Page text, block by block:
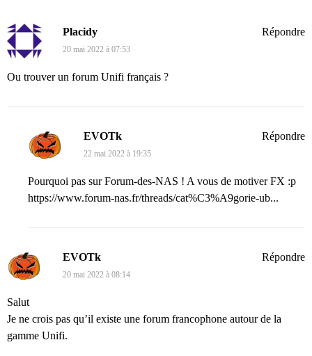
Placidy
20 mai 2022 à 07:53
Ou trouver un forum Unifi français ?
Répondre
EVOTk
22 mai 2022 à 19:35
Pourquoi pas sur Forum-des-NAS ! A vous de motiver FX :p
https://www.forum-nas.fr/threads/cat%C3%A9gorie-ub...
Répondre
EVOTk
20 mai 2022 à 08:14
Salut
Je ne crois pas qu’il existe une forum francophone autour de la
gamme Unifi.
Répondre